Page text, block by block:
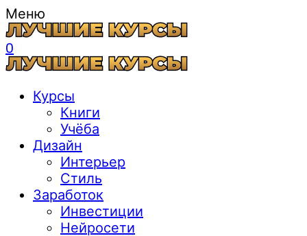
Меню
0
Курсы
Книги
Учёба
Дизайн
Интерьер
Стиль
Заработок
Инвестиции
Нейросети